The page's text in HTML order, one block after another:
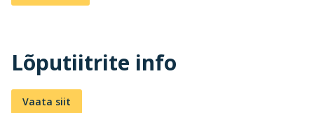
Lõputiitrite info
Vaata siit